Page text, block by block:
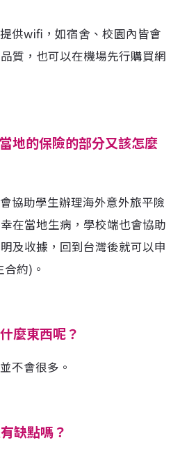
供wifi，如宿舍、校園內皆會
質，也可以在機場先行購買網
地的保險的部分又該怎麼
協助學生辦理海外意外旅平險
在當地生病，學校端也會協助
及收據，回到台灣後就可以申
約)。
麼東西呢？
不會很多。
缺點嗎？